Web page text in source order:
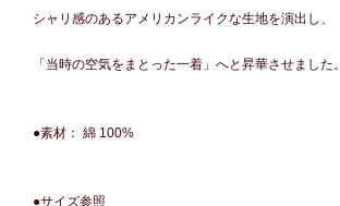
シャリ感のあるアメリカンライクな生地を演出し、
「当時の空気をまとった一着」へと昇華させました。
●素材： 綿 100%
●サイズ参照